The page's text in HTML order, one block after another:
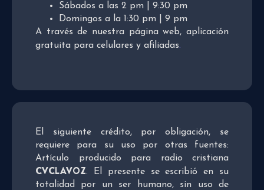
Sábados a las 2 pm | 9:30 pm
Domingos a la 1:30 pm | 9 pm
A través de nuestra página web, aplicación
gratuita para celulares y afiliadas.
El siguiente crédito, por obligación, se
requiere para su uso por otras fuentes:
Artículo producido para radio cristiana
CVCLAVOZ. El presente se escribió en su
totalidad por un ser humano, sin uso de